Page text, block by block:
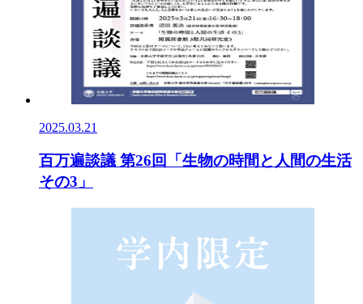
2025.03.21
百万遍談議 第26回「生物の時間と人間の生活
その3」